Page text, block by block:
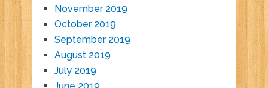
November 2019
October 2019
September 2019
August 2019
July 2019